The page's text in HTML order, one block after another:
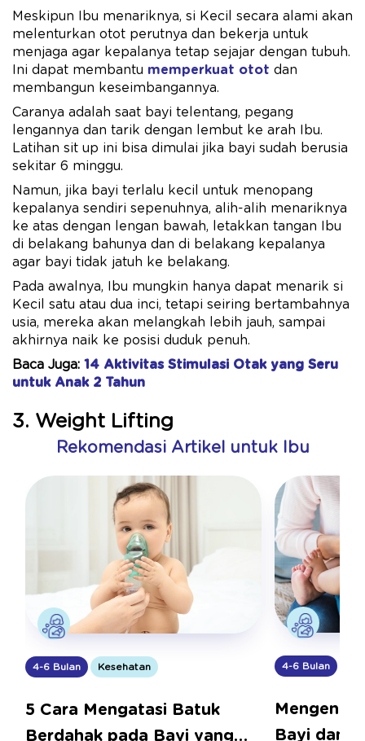
Meskipun Ibu menariknya, si Kecil secara alami akan
melenturkan otot perutnya dan bekerja untuk
menjaga agar kepalanya tetap sejajar dengan tubuh.
Ini dapat membantu memperkuat otot dan
membangun keseimbangannya.
Caranya adalah saat bayi telentang, pegang
lengannya dan tarik dengan lembut ke arah Ibu.
Latihan sit up ini bisa dimulai jika bayi sudah berusia
sekitar 6 minggu.
Namun, jika bayi terlalu kecil untuk menopang
kepalanya sendiri sepenuhnya, alih-alih menariknya
ke atas dengan lengan bawah, letakkan tangan Ibu
di belakang bahunya dan di belakang kepalanya
agar bayi tidak jatuh ke belakang.
Pada awalnya, Ibu mungkin hanya dapat menarik si
Kecil satu atau dua inci, tetapi seiring bertambahnya
usia, mereka akan melangkah lebih jauh, sampai
akhirnya naik ke posisi duduk penuh.
Baca Juga: 14 Aktivitas Stimulasi Otak yang Seru
untuk Anak 2 Tahun
3. Weight Lifting
Rekomendasi Artikel untuk Ibu
4-6 Bulan Kesehatan
5 Cara Mengatasi Batuk
Berdahak pada Bayi yang
4-6 Bulan
Mengenali
Bayi dan